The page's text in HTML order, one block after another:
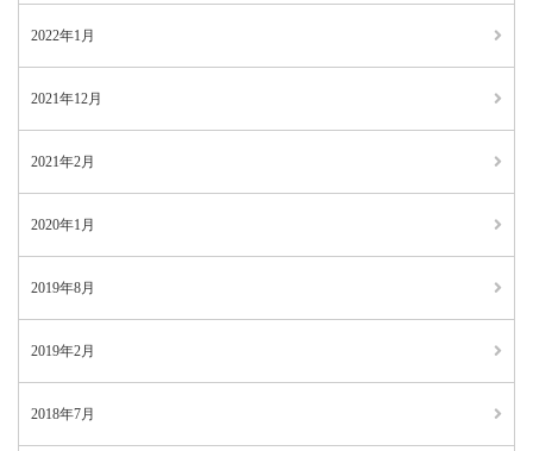
2022年1月
2021年12月
2021年2月
2020年1月
2019年8月
2019年2月
2018年7月